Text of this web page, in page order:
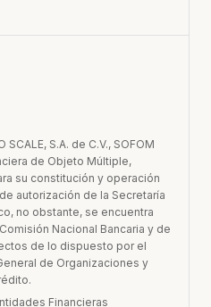
S.A. de C.V., SOFOM
de Objeto Múltiple,
su constitución y operación
autorización de la Secretaría
no obstante, se encuentra
Nacional Bancaria y de
de lo dispuesto por el
de Organizaciones y
Financieras